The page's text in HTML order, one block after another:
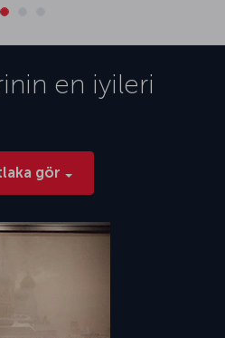
en iyileri
gör